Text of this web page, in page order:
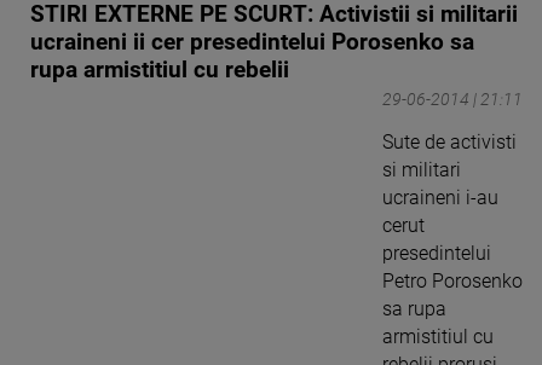
STIRI EXTERNE PE SCURT: Activistii si militarii
ucraineni ii cer presedintelui Porosenko sa
rupa armistitiul cu rebelii
29-06-2014 | 21:11
Sute de activisti
si militari
ucraineni i-au
cerut
presedintelui
Petro Porosenko
sa rupa
armistitiul cu